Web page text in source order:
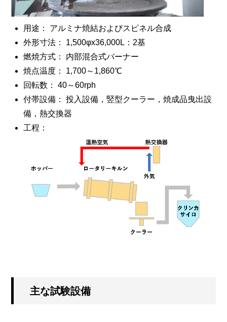
用途： アルミナ焼結およびスピネル合成
外形寸法： 1,500φx36,000L：2基
燃焼方式： 内部混合式バーナー
焼点温度： 1,700～1,860℃
回転数： 40～60rph
付帯設備： 投入設備，竪型クーラー，焼成品曳出設
備，熱交換器
工程：
主な試験設備